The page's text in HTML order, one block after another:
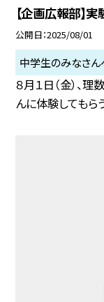
【企画広報部】
公開日 2025/08/01
中学生のみなさん
８月１日（金）、
んに体験してもら